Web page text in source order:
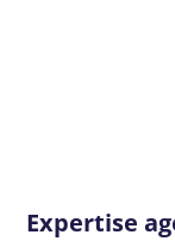
Expertise